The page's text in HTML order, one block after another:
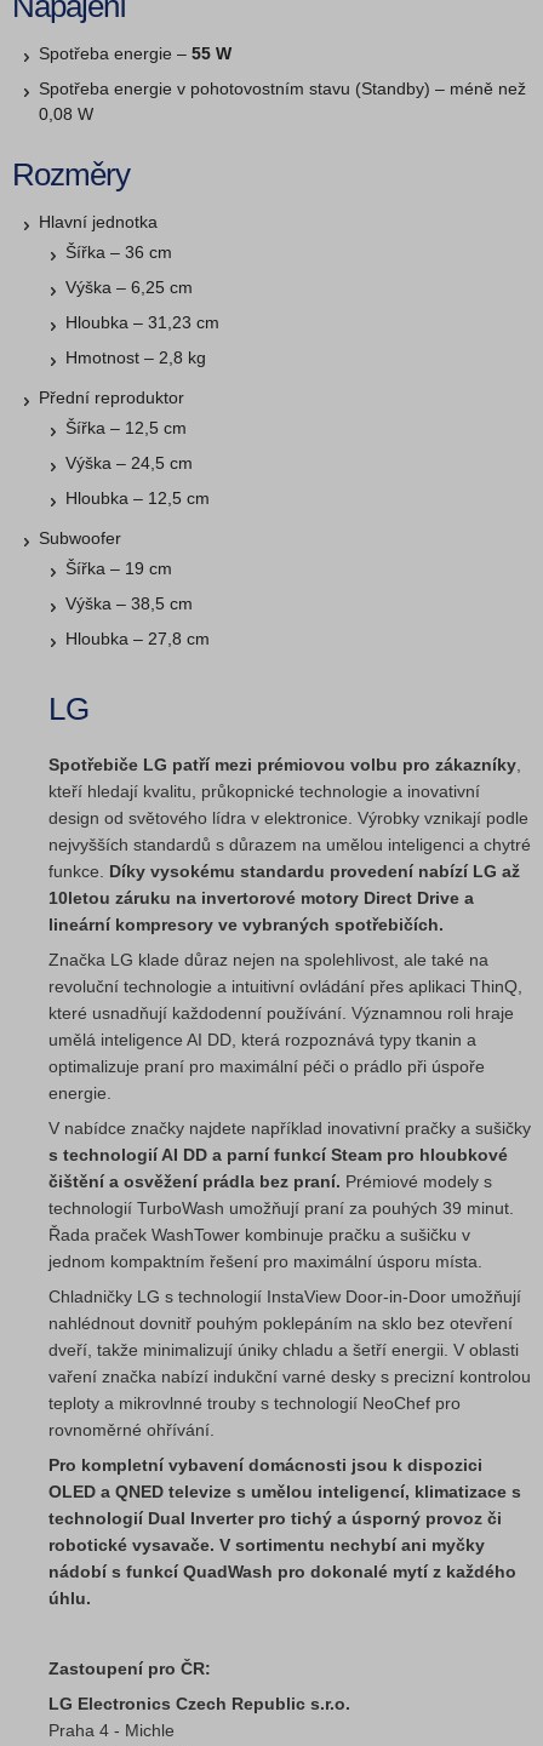
Spotřeba energie – 55 W
Spotřeba energie v pohotovostním stavu (Standby) – méně než
0,08 W
Rozměry
Hlavní jednotka
Šířka – 36 cm
Výška – 6,25 cm
Hloubka – 31,23 cm
Hmotnost – 2,8 kg
Přední reproduktor
Šířka – 12,5 cm
Výška – 24,5 cm
Hloubka – 12,5 cm
Subwoofer
Šířka – 19 cm
Výška – 38,5 cm
Hloubka – 27,8 cm
LG
Spotřebiče LG patří mezi prémiovou volbu pro zákazníky
kteří hledají kvalitu, průkopnické technologie a inovativní
design od světového lídra v elektronice. Výrobky vznikají podle
nejvyšších standardů s důrazem na umělou inteligenci a chytré
funkce. Díky vysokému standardu provedení nabízí LG až
10letou záruku na invertorové motory Direct Drive a
lineární kompresory ve vybraných spotřebičích.
Značka LG klade důraz nejen na spolehlivost, ale také na
revoluční technologie a intuitivní ovládání přes aplikaci ThinQ,
které usnadňují každodenní používání. Významnou roli hraje
umělá inteligence AI DD, která rozpoznává typy tkanin a
optimalizuje praní pro maximální péči o prádlo při úspoře
energie.
V nabídce značky najdete například inovativní pračky a sušičky
s technologií AI DD a parní funkcí Steam pro hloubkové
čištění a osvěžení prádla bez praní. Prémiové modely s
technologií TurboWash umožňují praní za pouhých 39 minut.
Řada praček WashTower kombinuje pračku a sušičku v
jednom kompaktním řešení pro maximální úsporu místa.
Chladničky LG s technologií InstaView Door-in-Door umožňují
nahlédnout dovnitř pouhým poklepáním na sklo bez otevření
dveří, takže minimalizují úniky chladu a šetří energii. V oblasti
vaření značka nabízí indukční varné desky s precizní kontrolou
teploty a mikrovlnné trouby s technologií NeoChef pro
rovnoměrné ohřívání.
Pro kompletní vybavení domácnosti jsou k dispozici
OLED a QNED televize s umělou inteligencí, klimatizace s
technologií Dual Inverter pro tichý a úsporný provoz či
robotické vysavače. V sortimentu nechybí ani myčky
nádobí s funkcí QuadWash pro dokonalé mytí z každého
úhlu.
Zastoupení pro ČR:
LG Electronics Czech Republic s.r.o.
Praha 4 - Michle